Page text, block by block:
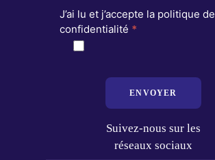
J’ai lu et j’accepte la politique de
confidentialité *
ENVOYER
Suivez-nous sur les
réseaux sociaux